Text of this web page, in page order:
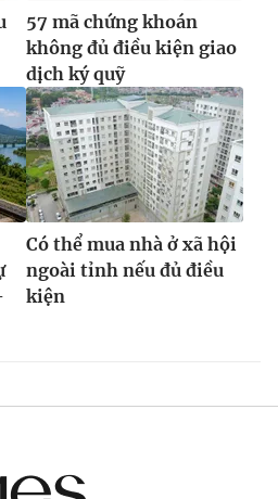
57 mã chứng khoán
không đủ điều kiện giao
dịch ký quỹ
Có thể mua nhà ở xã hội
ngoài tỉnh nếu đủ điều
kiện